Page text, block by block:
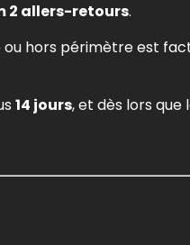
2 allers-retours.
hors périmètre est
14 jours, et dès lors